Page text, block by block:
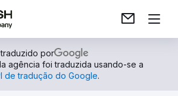
traduzido por
agência foi traduzida usando-se a
de tradução do Google.